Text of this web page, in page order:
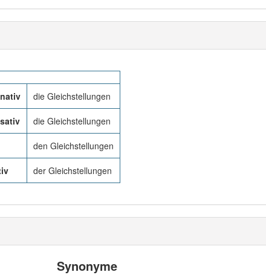
korrekt erraten.
die Gleichstellungen
die Gleichstellungen
den Gleichstellungen
der Gleichstellungen
Synonyme